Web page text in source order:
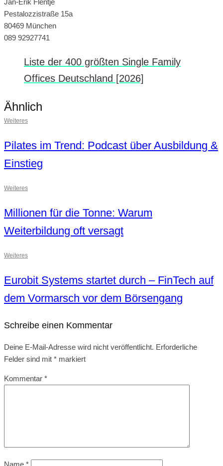
Pestalozzistraße 15a
80469 München
089 92927741
Liste der 400 größten Single Family
Offices Deutschland [2026]
Ähnlich
Weiteres
Pilates im Trend: Podcast über Ausbildung &
Einstieg
Weiteres
Millionen für die Tonne: Warum
Weiterbildung oft versagt
Weiteres
Eurobit Systems startet durch – FinTech auf
dem Vormarsch vor dem Börsengang
Schreibe einen Kommentar
Deine E-Mail-Adresse wird nicht veröffentlicht. Erforderliche
Felder sind mit * markiert
Kommentar *